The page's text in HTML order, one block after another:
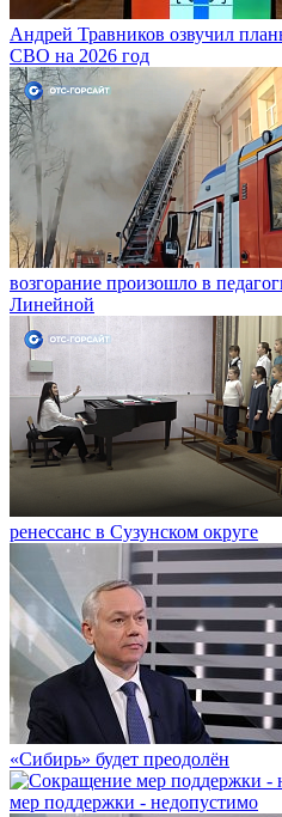
Андрей Травников озвучил
СВО на 2026 год
возгорание произошло в
Линейной
ренессанс в Сузунском округе
«Сибирь» будет преодолён
мер поддержки - недопустимо